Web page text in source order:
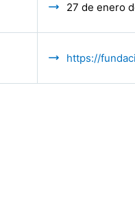
27 de enero
https://